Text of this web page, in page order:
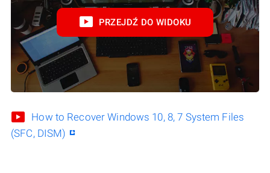
PRZEJDŹ DO WIDOKU
How to Recover Windows 10, 8, 7 System Files
(SFC, DISM)